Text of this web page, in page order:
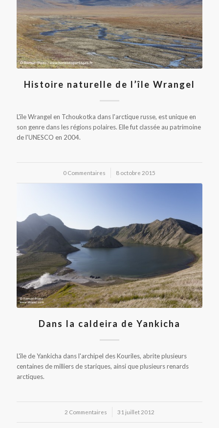
Histoire naturelle de l’île Wrangel
L'île Wrangel en Tchoukotka dans l'arctique russe, est unique en
son genre dans les régions polaires. Elle fut classée au patrimoine
de l'UNESCO en 2004.
0 Commentaires
/ 8 octobre 2015
Dans la caldeira de Yankicha
L'île de Yankicha dans l'archipel des Kouriles, abrite plusieurs
centaines de milliers de stariques, ainsi que plusieurs renards
arctiques.
2 Commentaires
/ 31 juillet 2012